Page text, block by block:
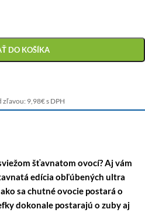
DO KOŠÍKA
zľavou: 9,98€s DPH
šťavnatom ovocí? Aj vám
edícia obľúbených ultra
sa chutné ovocie postará o
dokonale postarajú o zuby aj